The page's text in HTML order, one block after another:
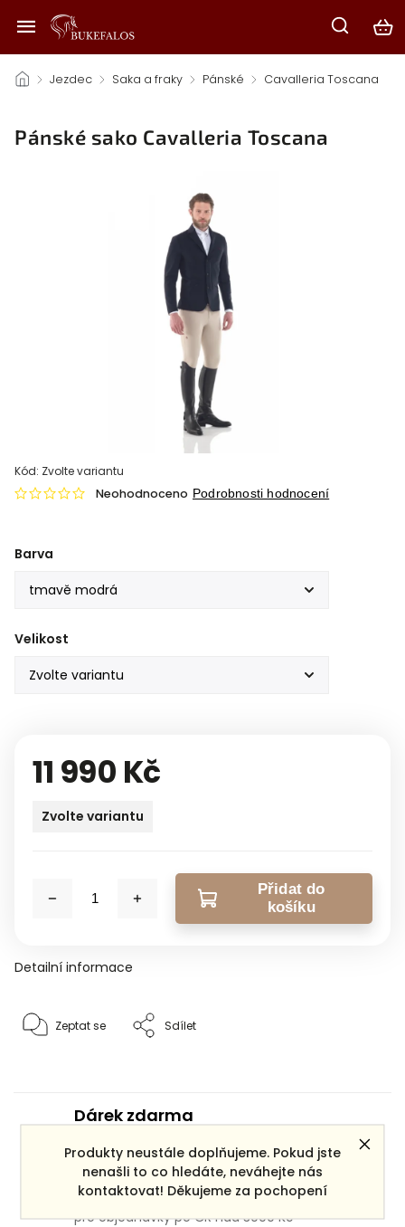
Produkty neustále doplňujeme. Pokud jste
nenašli to co hledáte, neváhejte nás
kontaktovat! Děkujeme za pochopení
/ Jezdec / Saka a fraky / Pánské /
Cavalleria Toscana
Pánské sako Cavalleria Toscana
Kód: Zvolte variantu
Neohodnoceno Podrobnosti hodnocení
Barva
Velikost
11 990 Kč
Zvolte variantu
Přidat do
košíku
Detailní informace
Zeptat se Sdílet
Dárek zdarma
ke každé objednávce
Doprava zdarma
pro objednávky po ČR nad 3000 Kč